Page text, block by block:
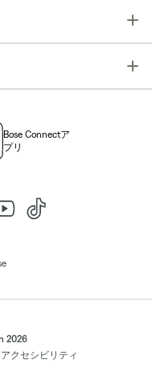
Bose Connectア
プリ
2026
アクセシビリティ